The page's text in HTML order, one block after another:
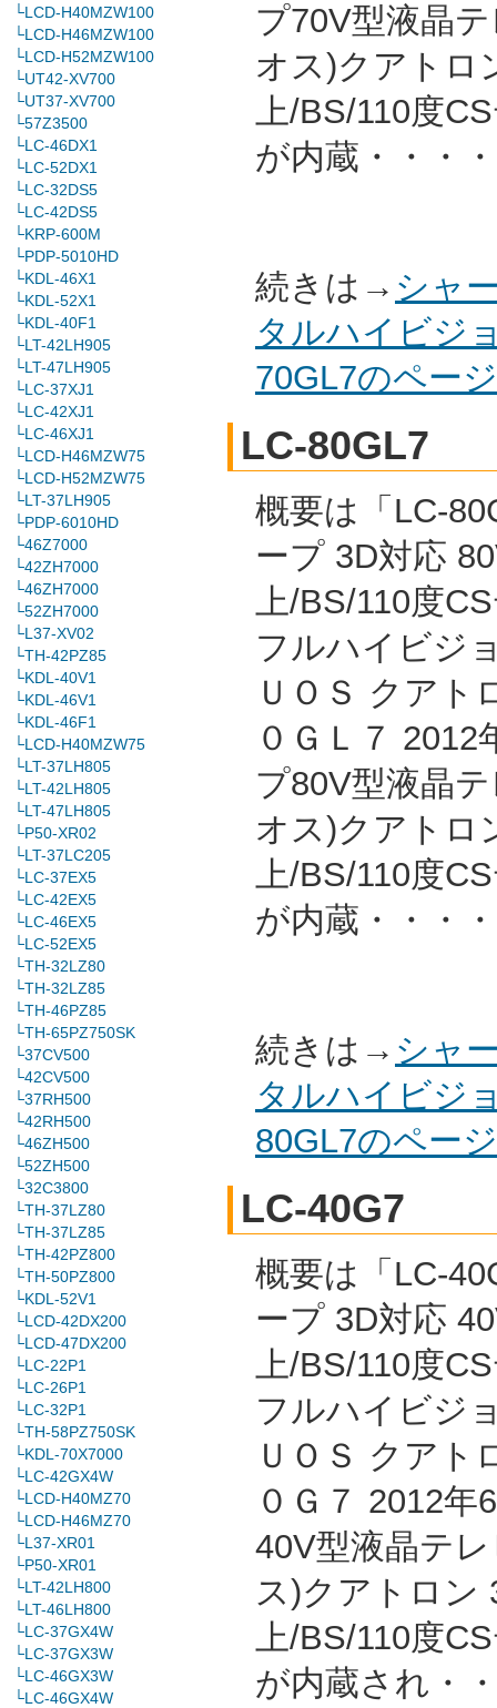
プ70V型液晶
オス)クアトロ
上/BS/110度
が内蔵・・・
続きは→ シャ
タルハイビジ
70GL7のペー
LC-80GL7
概要は「LC-
ープ 3D対応
上/BS/110度
フルハイビジ
ＵＯＳ クアト
０ＧＬ７ 2012
プ80V型液晶
オス)クアトロ
上/BS/110度
が内蔵・・・
続きは→ シャ
タルハイビジ
80GL7のペー
LC-40G7
概要は「LC-
ープ 3D対応
上/BS/110度
フルハイビジ
ＵＯＳ クアト
０Ｇ７ 2012
40V型液晶テ
ス)クアトロン
上/BS/110度
が内蔵され・
└LCD-H40MZW100
└LCD-H46MZW100
└LCD-H52MZW100
└UT42-XV700
└UT37-XV700
└57Z3500
└LC-46DX1
└LC-52DX1
└LC-32DS5
└LC-42DS5
└KRP-600M
└PDP-5010HD
└KDL-46X1
└KDL-52X1
└KDL-40F1
└LT-42LH905
└LT-47LH905
└LC-37XJ1
└LC-42XJ1
└LC-46XJ1
└LCD-H46MZW75
└LCD-H52MZW75
└LT-37LH905
└PDP-6010HD
└46Z7000
└42ZH7000
└46ZH7000
└52ZH7000
└L37-XV02
└TH-42PZ85
└KDL-40V1
└KDL-46V1
└KDL-46F1
└LCD-H40MZW75
└LT-37LH805
└LT-42LH805
└LT-47LH805
└P50-XR02
└LT-37LC205
└LC-37EX5
└LC-42EX5
└LC-46EX5
└LC-52EX5
└TH-32LZ80
└TH-32LZ85
└TH-46PZ85
└TH-65PZ750SK
└37CV500
└42CV500
└37RH500
└42RH500
└46ZH500
└52ZH500
└32C3800
└TH-37LZ80
└TH-37LZ85
└TH-42PZ800
└TH-50PZ800
└KDL-52V1
└LCD-42DX200
└LCD-47DX200
└LC-22P1
└LC-26P1
└LC-32P1
└TH-58PZ750SK
└KDL-70X7000
└LC-42GX4W
└LCD-H40MZ70
└LCD-H46MZ70
└L37-XR01
└P50-XR01
└LT-42LH800
└LT-46LH800
└LC-37GX4W
└LC-37GX3W
└LC-46GX3W
└LC-46GX4W